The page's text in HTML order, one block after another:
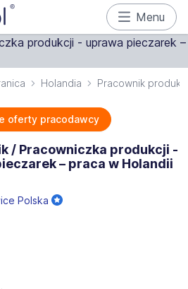
Menu
Holandia Pracownik
oferty pracodawcy
/ Pracowniczka produkcji -
– praca w Holandii
Polska